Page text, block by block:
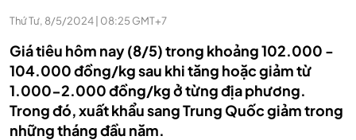
Thứ Tư, 8/5/2024 | 08:25 GMT+7
Giá tiêu hôm nay (8/5) trong khoảng 102.000 -
104.000 đồng/kg sau khi tăng hoặc giảm từ
1.000-2.000 đồng/kg ở từng địa phương.
Trong đó, xuất khẩu sang Trung Quốc giảm trong
những tháng đầu năm.